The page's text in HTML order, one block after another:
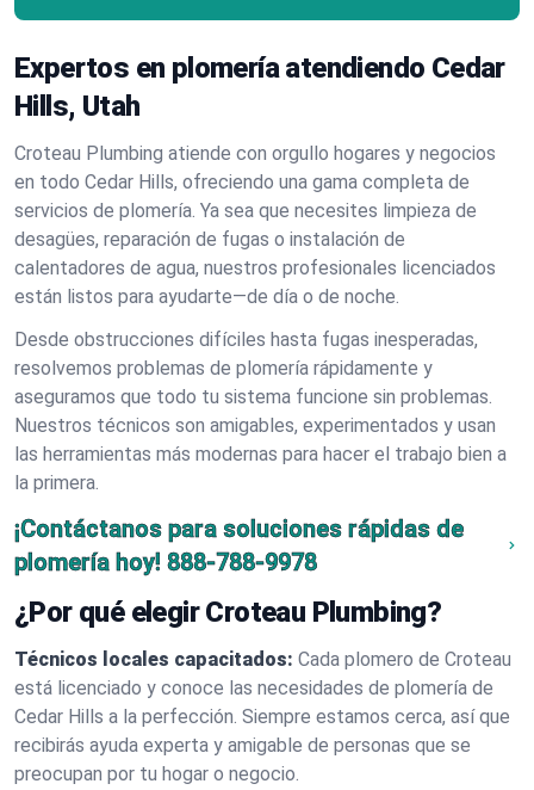
Expertos en plomería atendiendo Cedar
Hills, Utah
Croteau Plumbing atiende con orgullo hogares y negocios
en todo Cedar Hills, ofreciendo una gama completa de
servicios de plomería. Ya sea que necesites limpieza de
desagües, reparación de fugas o instalación de
calentadores de agua, nuestros profesionales licenciados
están listos para ayudarte—de día o de noche.
Desde obstrucciones difíciles hasta fugas inesperadas,
resolvemos problemas de plomería rápidamente y
aseguramos que todo tu sistema funcione sin problemas.
Nuestros técnicos son amigables, experimentados y usan
las herramientas más modernas para hacer el trabajo bien a
la primera.
¡Contáctanos para soluciones rápidas de
plomería hoy! 888-788-9978
¿Por qué elegir Croteau Plumbing?
Técnicos locales capacitados: Cada plomero de Croteau
está licenciado y conoce las necesidades de plomería de
Cedar Hills a la perfección. Siempre estamos cerca, así que
recibirás ayuda experta y amigable de personas que se
preocupan por tu hogar o negocio.